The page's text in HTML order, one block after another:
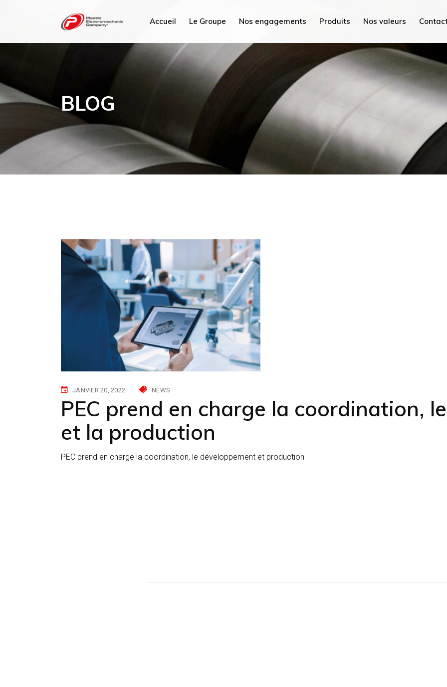
Accueil Le Groupe
PEC Tunisie
PEC France
PEC MED
Hydrex International
PEC Maroc
Nos engagements Produits Nos valeurs
PEC Tunisie
PEC MED
PEC Plus
Hydrex International
PEC Chine
PEC AC
BLOG
JANVIER 20, 2022 NEWS
PEC prend en charge la coordination,
et la production
PEC prend en charge la coordination, le développement et production